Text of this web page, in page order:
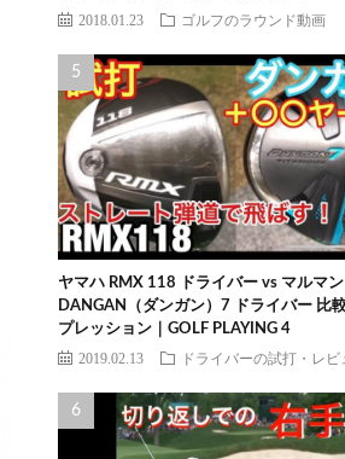
2018.01.23 ゴルフのラウンド動画
ヤマハ RMX 118 ドライバー vs マルマン
DANGAN（ダンガン）7 ドライバー 比
プレッション｜GOLF PLAYING 4
2019.02.13 ドライバーの試打・レビ